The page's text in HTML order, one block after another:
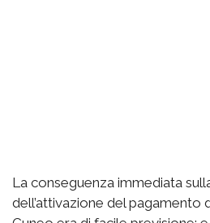
La conseguenza immediata
dell’attivazione del pagamento